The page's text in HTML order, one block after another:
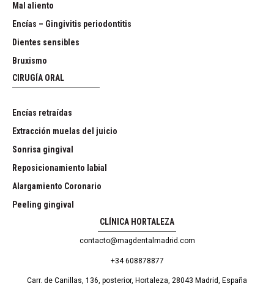
Mal aliento
Encías – Gingivitis periodontitis
Dientes sensibles
Bruxismo
CIRUGÍA ORAL
Encías retraídas
Extracción muelas del juicio
Sonrisa gingival
Reposicionamiento labial
Alargamiento Coronario
Peeling gingival
CLÍNICA HORTALEZA
contacto@magdentalmadrid.com
+34 608878877
Carr. de Canillas, 136, posterior, Hortaleza, 28043 Madrid, España